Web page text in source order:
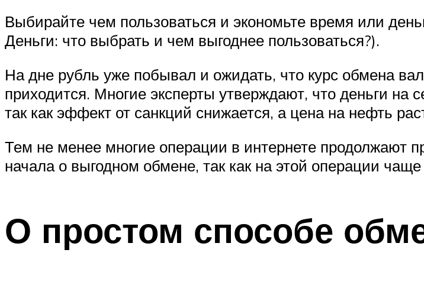
Выбирайте чем пользоваться и экономьте время или
Деньги: что выбрать и чем выгоднее пользоваться?).
На дне рубль уже побывал и ожидать, что курс обмена
приходится. Многие эксперты утверждают, что деньги на
так как эффект от санкций снижается, а цена на нефть
Тем не менее многие операции в интернете продолжают
начала о выгодном обмене, так как на этой операции чаще
О простом способе